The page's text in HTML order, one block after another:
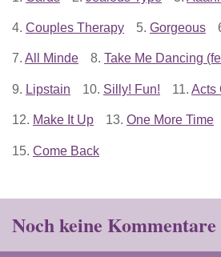
4. Couples Therapy 5. Gorgeous
7. All Minde 8. Take Me Dancing
9. Lipstain 10. Silly! Fun! 11. Acts
12. Make It Up 13. One More Time
15. Come Back
Noch keine Kommentare